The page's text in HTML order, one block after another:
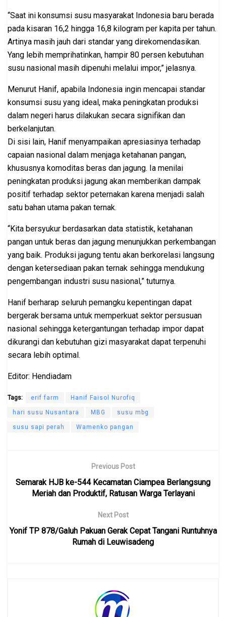
“Saat ini konsumsi susu masyarakat Indonesia baru berada
pada kisaran 16,2 hingga 16,8 kilogram per kapita per tahun.
Artinya masih jauh dari standar yang direkomendasikan.
Yang lebih memprihatinkan, hampir 80 persen kebutuhan
susu nasional masih dipenuhi melalui impor,” jelasnya.
Menurut Hanif, apabila Indonesia ingin mencapai standar
konsumsi susu yang ideal, maka peningkatan produksi
dalam negeri harus dilakukan secara signifikan dan
berkelanjutan.
Di sisi lain, Hanif menyampaikan apresiasinya terhadap
capaian nasional dalam menjaga ketahanan pangan,
khususnya komoditas beras dan jagung. Ia menilai
peningkatan produksi jagung akan memberikan dampak
positif terhadap sektor peternakan karena menjadi salah
satu bahan utama pakan ternak.
“Kita bersyukur berdasarkan data statistik, ketahanan
pangan untuk beras dan jagung menunjukkan perkembangan
yang baik. Produksi jagung tentu akan berkorelasi langsung
dengan ketersediaan pakan ternak sehingga mendukung
pengembangan industri susu nasional,” tuturnya.
Hanif berharap seluruh pemangku kepentingan dapat
bergerak bersama untuk memperkuat sektor persusuan
nasional sehingga ketergantungan terhadap impor dapat
dikurangi dan kebutuhan gizi masyarakat dapat terpenuhi
secara lebih optimal.
Editor: Hendiadam
Tags: erif farm Hanif Faisol Nurofiq
hari susu Nusantara MBG susu mbg
susu sapi perah Wamenko pangan
Previous Post
Semarak HJB ke-544 Kecamatan Ciampea Berlangsung
Meriah dan Produktif, Ratusan Warga Terlayani
Next Post
Yonif TP 878/Galuh Pakuan Gerak Cepat Tangani Runtuhnya
Rumah di Leuwisadeng